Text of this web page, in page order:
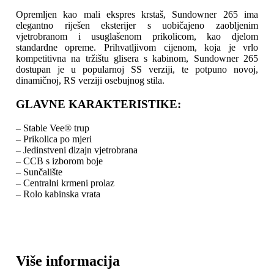
Opremljen kao mali ekspres krstaš, Sundowner 265 ima
elegantno riješen eksterijer s uobičajeno zaobljenim
vjetrobranom i usuglašenom prikolicom, kao djelom
standardne opreme. Prihvatljivom cijenom, koja je vrlo
kompetitivna na tržištu glisera s kabinom, Sundowner 265
dostupan je u popularnoj SS verziji, te potpuno novoj,
dinamičnoj, RS verziji osebujnog stila.
GLAVNE KARAKTERISTIKE:
– Stable Vee® trup
– Prikolica po mjeri
– Jedinstveni dizajn vjetrobrana
– CCB s izborom boje
– Sunčalište
– Centralni krmeni prolaz
– Rolo kabinska vrata
Više informacija